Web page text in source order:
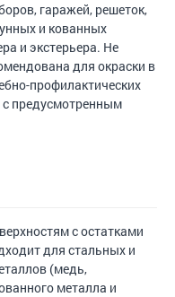
гаражей, решеток,
и кованных
и экстерьера. Не
для окраски в
профилактических
предусмотренным
с остатками
для стальных и
(медь,
металла и